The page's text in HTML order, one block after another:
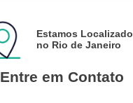
Entre em Contato
Estamos Localizado
no Rio de Janeiro